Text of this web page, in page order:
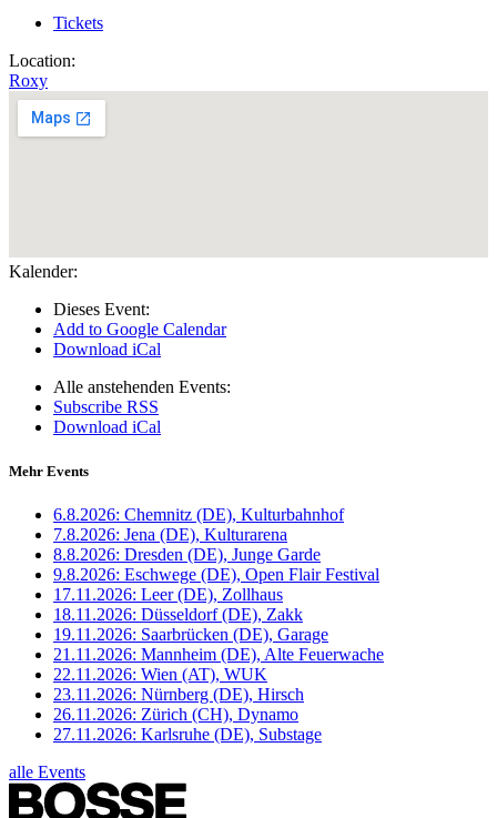
Tickets
Location:
Roxy
Kalender:
Dieses Event:
Add to Google Calendar
Download iCal
Alle anstehenden Events:
Subscribe RSS
Download iCal
Mehr Events
6.8.2026: Chemnitz (DE), Kulturbahnhof
7.8.2026: Jena (DE), Kulturarena
8.8.2026: Dresden (DE), Junge Garde
9.8.2026: Eschwege (DE), Open Flair Festival
17.11.2026: Leer (DE), Zollhaus
18.11.2026: Düsseldorf (DE), Zakk
19.11.2026: Saarbrücken (DE), Garage
21.11.2026: Mannheim (DE), Alte Feuerwache
22.11.2026: Wien (AT), WUK
23.11.2026: Nürnberg (DE), Hirsch
26.11.2026: Zürich (CH), Dynamo
27.11.2026: Karlsruhe (DE), Substage
alle Events